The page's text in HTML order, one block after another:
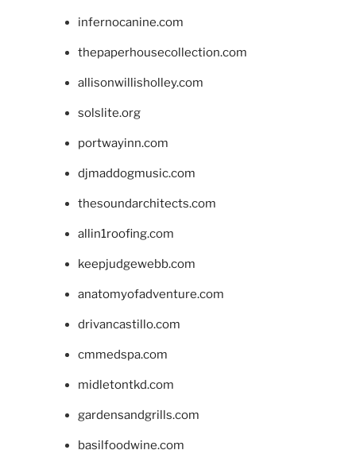
infernocanine.com
thepaperhousecollection.com
allisonwillisholley.com
solslite.org
portwayinn.com
djmaddogmusic.com
thesoundarchitects.com
allin1roofing.com
keepjudgewebb.com
anatomyofadventure.com
drivancastillo.com
cmmedspa.com
midletontkd.com
gardensandgrills.com
basilfoodwine.com